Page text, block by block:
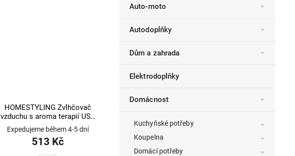
Auto-moto
Autodoplňky
Dům a zahrada
Elektrodoplňky
Domácnost
Kuchyňské potřeby
Koupelna
Domácí potřeby
HOMESTYLING Zvlhčovač
vzduchu s aroma terapií USB
LED KO-CC5056760
Expedujeme během 4-5 dní
513 Kč